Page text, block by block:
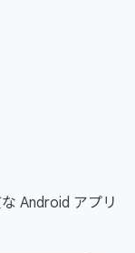
Android アプリ